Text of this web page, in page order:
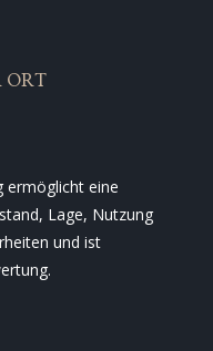
ORT
ermöglicht eine
Lage, Nutzung
und ist